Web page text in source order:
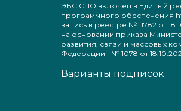
ЭБС СПО включен в Единый
программного обеспечения
запись в реестре № 11782 от
на основании приказа
развития, связи и массовых
Федерации № 1078 от
Варианты подписок